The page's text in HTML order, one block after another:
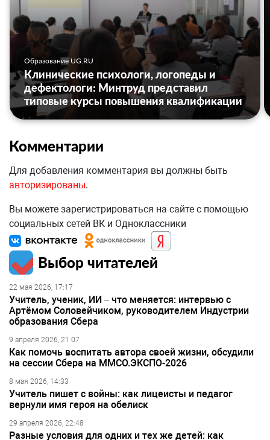
Образование UG.RU
Клинические психологи, логопеды и
дефектологи: Минтруд представил
типовые курсы повышения квалификации
Комментарии
Для добавления комментария вы должны быть
авторизированы.
Вы можете зарегистрироваться на сайте с помощью
социальных сетей ВК и Одноклассники
Выбор читателей
22 мая 2026, 17:17
Учитель, ученик, ИИ – что меняется: интервью с
Артёмом Соловейчиком, руководителем Индустрии
образования Сбера
9 апреля 2026, 21:07
Как помочь воспитать автора своей жизни, обсудили
на сессии Сбера на ММСО.ЭКСПО-2026
8 мая 2026, 14:33
Учитель пишет с войны: как лицеисты и педагог
вернули имя героя на обелиск
29 апреля 2026, 22:48
Разные условия для одних и тех же детей: как